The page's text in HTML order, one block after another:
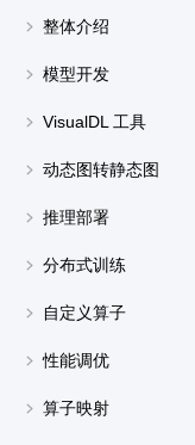
整体介绍
模型开发
VisualDL 工具
动态图转静态图
推理部署
分布式训练
自定义算子
性能调优
算子映射